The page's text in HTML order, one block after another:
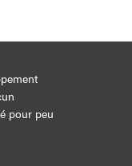
pour peu